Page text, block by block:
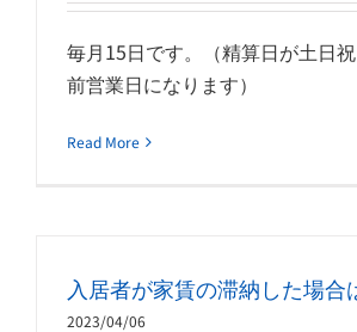
毎月15日です。（精算日が土日
前営業日になります）
Read More
入居者が家賃の滞納した場合
2023/04/06